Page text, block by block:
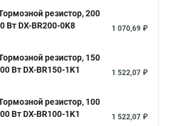
резистор, 200
Вт DX-BR200-0K8
1 070,69 ₽
резистор, 150
Вт DX-BR150-1K1
1 522,07 ₽
резистор, 100
Вт DX-BR100-1K1
1 522,07 ₽